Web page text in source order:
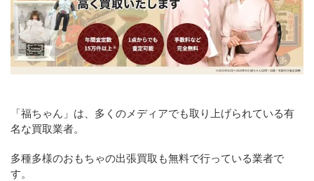
「福ちゃん」は、多くのメディアでも取り上げられている有
名な買取業者。
多種多様のおもちゃの出張買取も無料で行っている業者で
す。